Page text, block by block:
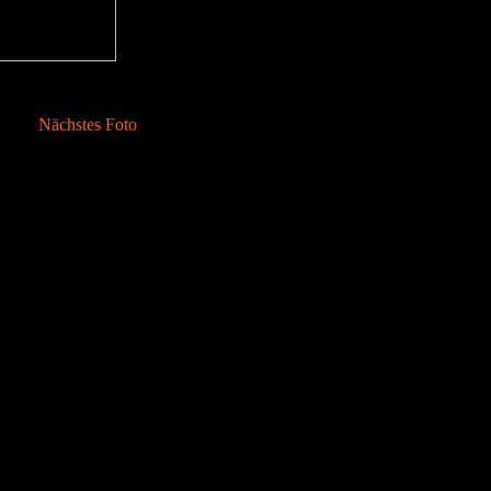
Nächstes Foto